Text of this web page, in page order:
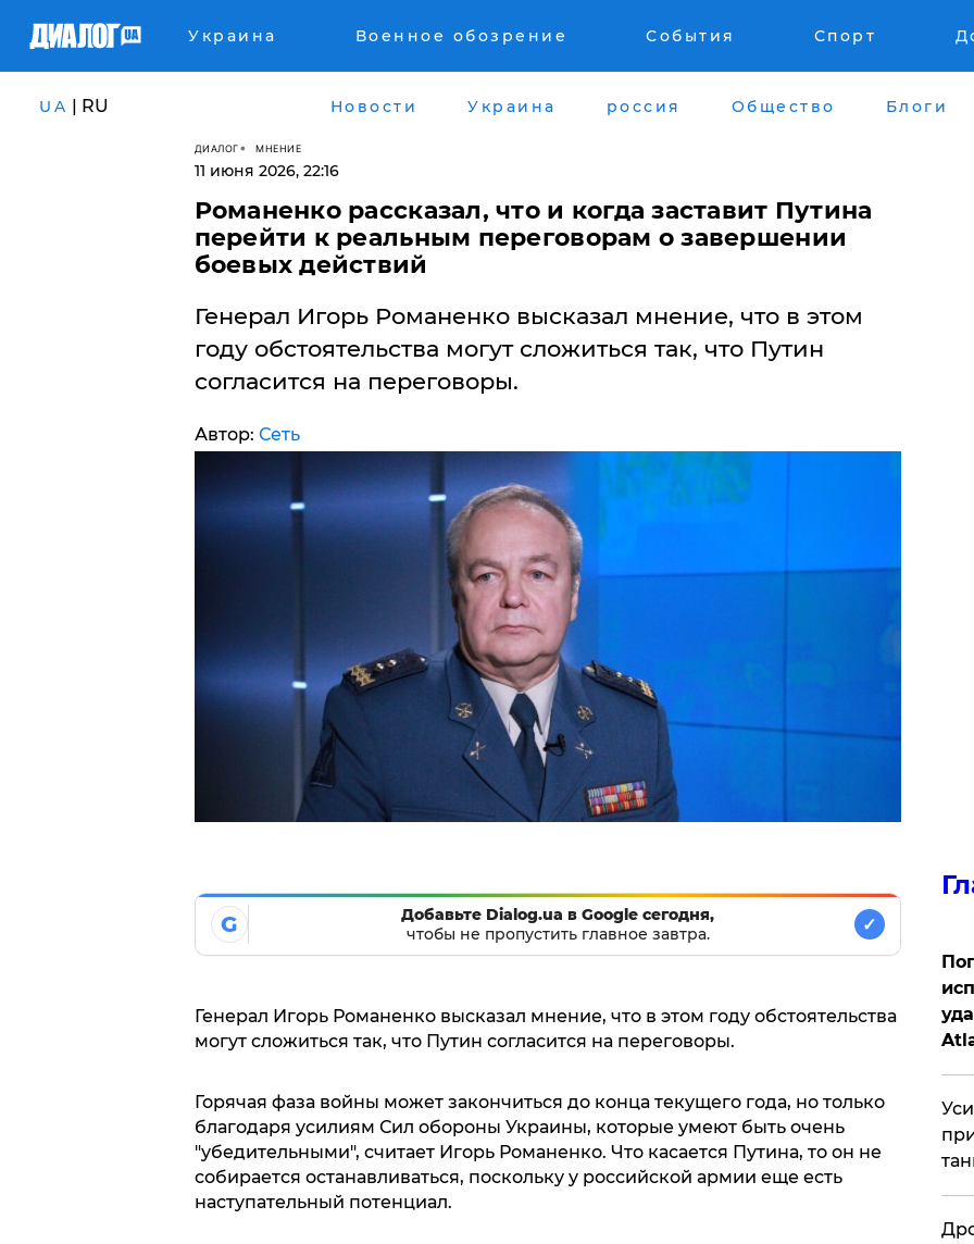
Украина Военное обозрение События Спорт
UA | RU Новости Украина россия Общество Блоги
ДИАЛОГ МНЕНИЕ
11 июня 2026, 22:16
Романенко рассказал, что и когда заставит Путина
перейти к реальным переговорам о завершении
боевых действий
Генерал Игорь Романенко высказал мнение, что в этом
году обстоятельства могут сложиться так, что Путин
согласится на переговоры.
Автор: Сеть
G
Добавьте Dialog.ua в Google сегодня,
чтобы не пропустить главное завтра.
✓
Генерал Игорь Романенко высказал мнение, что в этом году обстоятельства
могут сложиться так, что Путин согласится на переговоры.
Горячая фаза войны может закончиться до конца текущего года, но только
благодаря усилиям Сил обороны Украины, которые умеют быть очень
"убедительными", считает Игорь Романенко. Что касается Путина, то он не
собирается останавливаться, поскольку у российской армии еще есть
наступательный потенциал.